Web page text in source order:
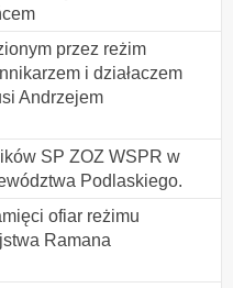
przez reżim
i działaczem
Andrzejem
SP ZOZ WSPR w
Podlaskiego.
ofiar reżimu
Ramana